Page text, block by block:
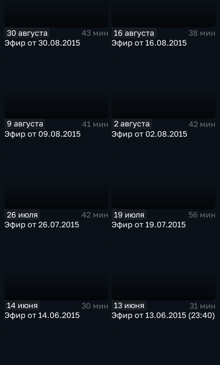
30 августа
43 мин
Эфир от 30.08.2015
16 августа
38 мин
Эфир от 16.08.2015
9 августа
41 мин
Эфир от 09.08.2015
2 августа
42 мин
Эфир от 02.08.2015
26 июля
42 мин
Эфир от 26.07.2015
19 июля
56 мин
Эфир от 19.07.2015
14 июня
30 мин
Эфир от 14.06.2015
13 июня
31 мин
Эфир от 13.06.2015 (23:40)